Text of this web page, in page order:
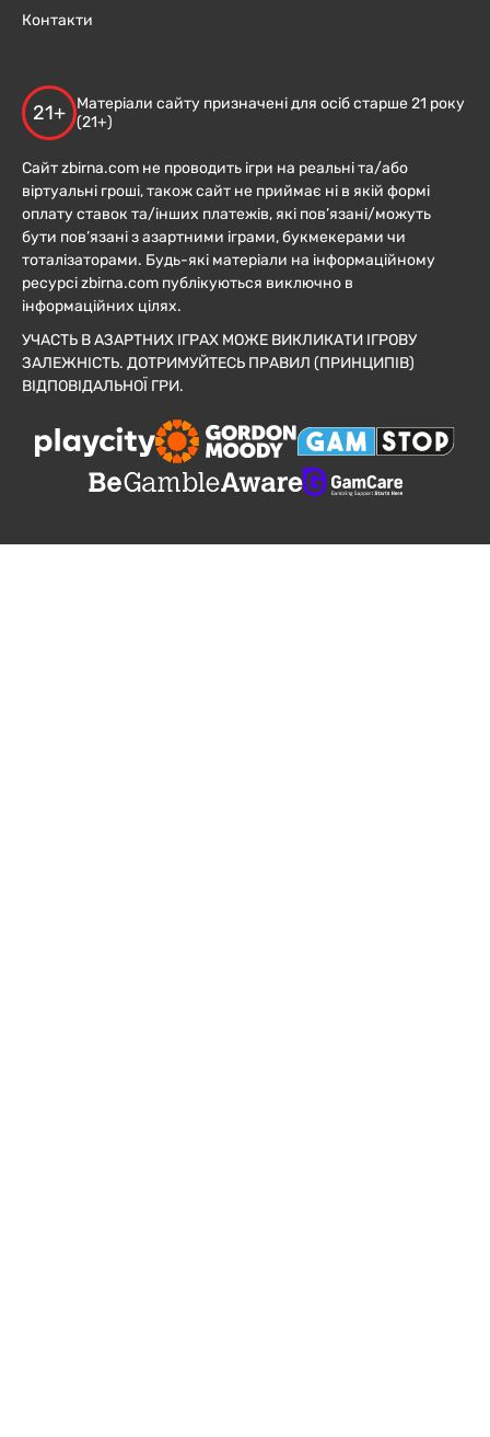
Контакти
21+
Матеріали сайту призначені для осіб старше 21 року
(21+)
Сайт zbirna.com не проводить ігри на реальні та/або
віртуальні гроші, також сайт не приймає ні в якій формі
оплату ставок та/інших платежів, які пов’язані/можуть
бути пов’язані з азартними іграми, букмекерами чи
тоталізаторами. Будь-які матеріали на інформаційному
ресурсі zbirna.com публікуються виключно в
інформаційних цілях.
УЧАСТЬ В АЗАРТНИХ ІГРАХ МОЖЕ ВИКЛИКАТИ ІГРОВУ
ЗАЛЕЖНІСТЬ. ДОТРИМУЙТЕСЬ ПРАВИЛ (ПРИНЦИПІВ)
ВІДПОВІДАЛЬНОЇ ГРИ.